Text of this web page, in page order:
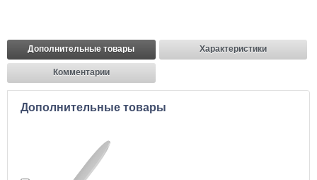
Дополнительные товары Характеристики
Комментарии
Дополнительные товары